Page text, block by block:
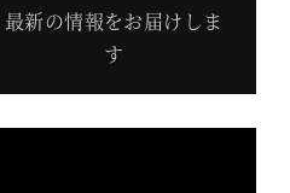
最新の情報をお届けしま
す